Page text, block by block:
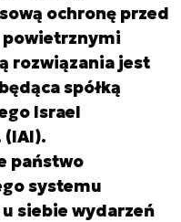
ochronę przed
powietrznymi
rozwiązania jest
spółką
Israel
(IAI).
państwo
systemu
siebie wydarzeń